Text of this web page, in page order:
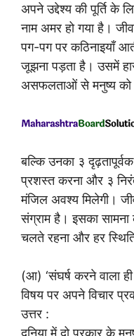
अपने उद्देश्य की पूर्ति के
नाम अमर हो गया है।
पग-पग पर कठिनाइयाँ
जूझना पड़ता है। उसमें
असफलताओं से मनुष्य को
बल्कि उनका ३
प्रशस्त करना और ३
मंजिल अवश्य मिलेगी।
संग्राम है। इसका सामना
चलते रहना और हर
(आ) ‘संघर्ष करने वाला
विषय पर अपने विचार
उत्तर :
दुनिया में दो प्रकार के